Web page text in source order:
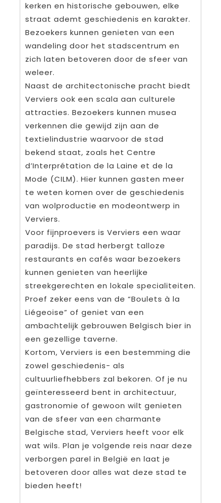
kerken en historische gebouwen, elke
straat ademt geschiedenis en karakter.
Bezoekers kunnen genieten van een
wandeling door het stadscentrum en
zich laten betoveren door de sfeer van
weleer.
Naast de architectonische pracht biedt
Verviers ook een scala aan culturele
attracties. Bezoekers kunnen musea
verkennen die gewijd zijn aan de
textielindustrie waarvoor de stad
bekend staat, zoals het Centre
d’Interprétation de la Laine et de la
Mode (CILM). Hier kunnen gasten meer
te weten komen over de geschiedenis
van wolproductie en modeontwerp in
Verviers.
Voor fijnproevers is Verviers een waar
paradijs. De stad herbergt talloze
restaurants en cafés waar bezoekers
kunnen genieten van heerlijke
streekgerechten en lokale specialiteiten.
Proef zeker eens van de “Boulets à la
Liégeoise” of geniet van een
ambachtelijk gebrouwen Belgisch bier in
een gezellige taverne.
Kortom, Verviers is een bestemming die
zowel geschiedenis- als
cultuurliefhebbers zal bekoren. Of je nu
geïnteresseerd bent in architectuur,
gastronomie of gewoon wilt genieten
van de sfeer van een charmante
Belgische stad, Verviers heeft voor elk
wat wils. Plan je volgende reis naar deze
verborgen parel in België en laat je
betoveren door alles wat deze stad te
bieden heeft!